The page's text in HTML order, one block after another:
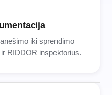
iki sprendimo
RIDDOR inspektorius.